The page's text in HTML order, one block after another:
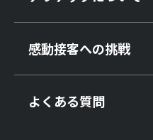
感動接客への挑戦
よくある質問